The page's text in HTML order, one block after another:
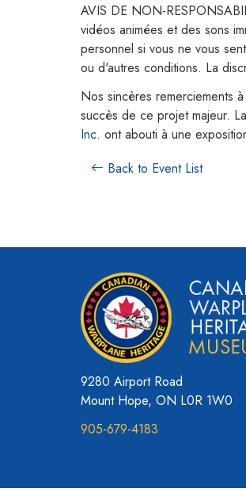
AVIS DE NON-
vidéos animées et des sons
personnel si vous ne vous
ou d'autres conditions. La
Nos sincères remerciements
succès de ce projet majeur.
Inc. ont abouti à une
Back to Event List
9280 Airport Road
Mount Hope, ON L0R 1W0
905-679-4183